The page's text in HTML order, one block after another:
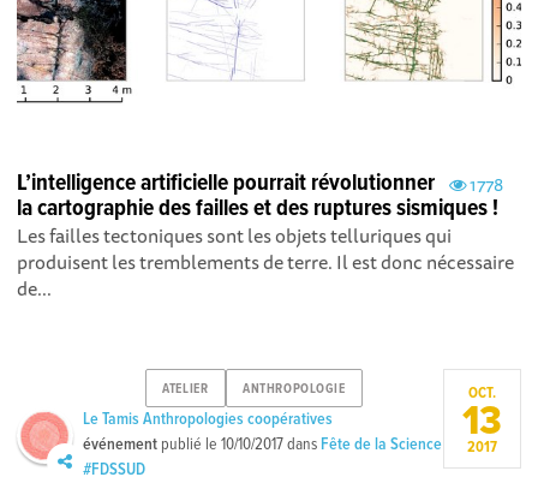
1778
L’intelligence artificielle pourrait révolutionner
la cartographie des failles et des ruptures sismiques !
Les failles tectoniques sont les objets telluriques qui
produisent les tremblements de terre. Il est donc nécessaire
de...
ATELIER ANTHROPOLOGIE
Le Tamis Anthropologies coopératives
événement publié le10/10/2017dans Fête de la Science
#FDSSUD
OCT.
13
2017